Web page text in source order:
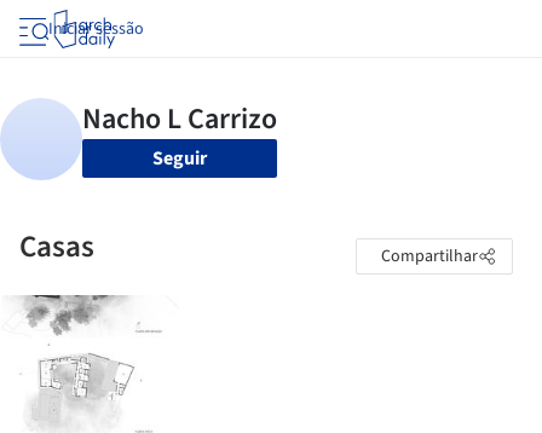
Iniciar sessão
Seguir
Casas Compartilhar